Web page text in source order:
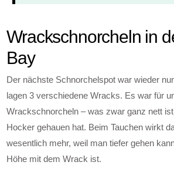
Wrackschnorcheln in
Bay
Der nächste Schnorchelspot war wieder
lagen 3 verschiedene Wracks. Es war für
Wrackschnorcheln – was zwar ganz nett
Hocker gehauen hat. Beim Tauchen wirkt
wesentlich mehr, weil man tiefer gehen
Höhe mit dem Wrack ist.